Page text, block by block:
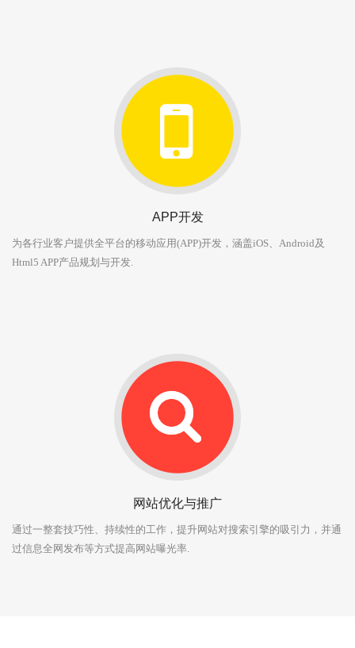
APP开发
为各行业客户提供全平台的移动应用(APP)开发，涵盖iOS、Android及
Html5 APP产品规划与开发.
网站优化与推广
通过一整套技巧性、持续性的工作，提升网站对搜索引擎的吸引力，并通
过信息全网发布等方式提高网站曝光率.